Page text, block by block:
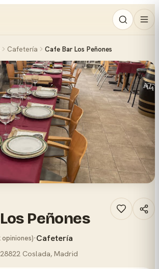
Cafetería Cafe Bar Los Peñones
Peñones
opiniones)·Cafetería
Coslada, Madrid